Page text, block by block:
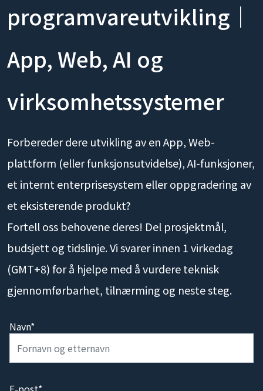
programvareutvikling｜
App, Web, AI og
virksomhetssystemer
Forbereder dere utvikling av en App, Web-
plattform (eller funksjonsutvidelse), AI-funksjoner,
et internt enterprisesystem eller oppgradering av
et eksisterende produkt?
Fortell oss behovene deres! Del prosjektmål,
budsjett og tidslinje. Vi svarer innen 1 virkedag
(GMT+8) for å hjelpe med å vurdere teknisk
gjennomførbarhet, tilnærming og neste steg.
Navn*